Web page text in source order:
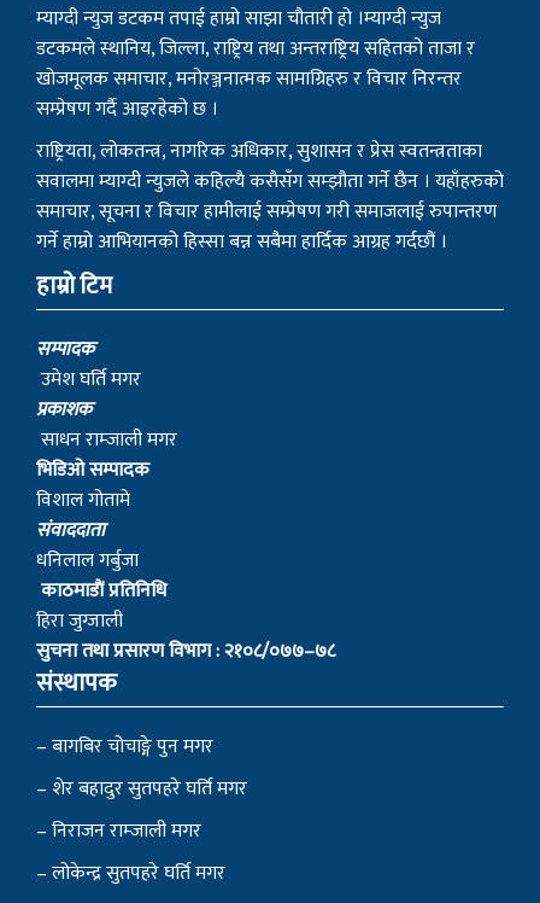
म्याग्दी न्युज डटकम तपाई हाम्रो साझा चौतारी हो ।म्याग्दी न्युज
डटकमले स्थानिय, जिल्ला, राष्ट्रिय तथा अन्तराष्ट्रिय सहितको ताजा र
खोजमूलक समाचार, मनोरञ्जनात्मक सामाग्रिहरु र विचार निरन्तर
सम्प्रेषण गर्दै आइरहेको छ ।
राष्ट्रियता, लोकतन्त्र, नागरिक अधिकार, सुशासन र प्रेस स्वतन्त्रताका
सवालमा म्याग्दी न्युजले कहिल्यै कसैसँग सम्झौता गर्ने छैन । यहाँहरुको
समाचार, सूचना र विचार हामीलाई सम्प्रेषण गरी समाजलाई रुपान्तरण
गर्ने हाम्रो आभियानको हिस्सा बन्न सबैमा हार्दिक आग्रह गर्दछौं ।
हाम्रो टिम
सम्पादक
उमेश घर्ति मगर
प्रकाशक
साधन राम्जाली मगर
भिडिओ सम्पादक
विशाल गोतामे
स‌ंवाददाता
धनिलाल गर्बुजा
काठमाडाैं प्रतिनिधि
हिरा जुग्जाली
सुचना तथा प्रसारण विभाग : २१०८/०७७–७८
संस्थापक
– बागबिर चोचाङ्गे पुन मगर
– शेर बहादुर सुतपहरे घर्ति मगर
– निराजन राम्जाली मगर
– लोकेन्द्र सुतपहरे घर्ति मगर